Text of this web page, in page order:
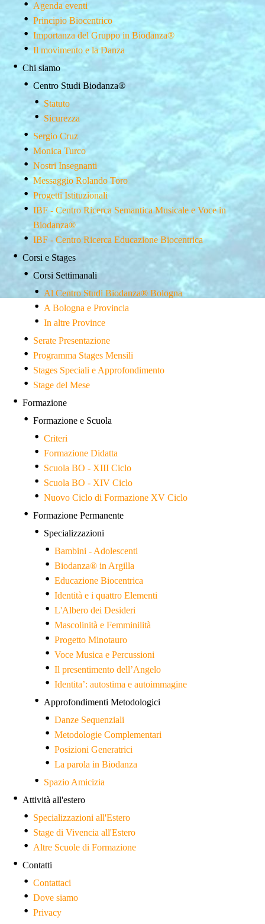
Agenda eventi
Principio Biocentrico
Importanza del Gruppo in Biodanza®
Il movimento e la Danza
Chi siamo
Centro Studi Biodanza­®
Statuto
Sicurezza
Sergio Cruz
Monica Turco
Nostri Insegnanti
Messaggio Rolando Toro
Progetti Istituzionali
IBF - Centro Ricerca Semantica Musicale e Voce in
Biodanza®
IBF - Centro Ricerca Educazione Biocentrica
Corsi e Stages
Corsi Settimanali
Al Centro Studi Biodanza® Bologna
A Bologna e Provincia
In altre Province
Serate Presentazione
Programma Stages Mensili
Stages Speciali e Approfondimento
Stage del Mese
Formazione
Formazione e Scuola
Criteri
Formazione Didatta
Scuola BO - XIII Ciclo
Scuola BO - XIV Ciclo
Nuovo Ciclo di Formazione XV Ciclo
Formazione Permanente
Specializzazioni
Bambini - Adolescenti
Biodanza® in Argilla
Educazione Biocentrica
Identità e i quattro Elementi
L'Albero dei Desideri
Mascolinità e Femminilità
Progetto Minotauro
Voce Musica e Percussioni
Il presentimento dell’Angelo
Identita’: autostima e autoimmagine
Approfondimenti Metodologici
Danze Sequenziali
Metodologie Complementari
Posizioni Generatrici
La parola in Biodanza
Spazio Amicizia
Attività all'estero
Specializzazioni all'Estero
Stage di Vivencia all'Estero
Altre Scuole di Formazione
Contatti
Contattaci
Dove siamo
Privacy